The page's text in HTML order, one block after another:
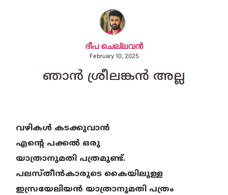
ദീപ ചെല്ലവന്‍
February 10, 2025
ഞാൻ ശ്രീലങ്കൻ അല്ല
വഴികൾ കടക്കുവാൻ
എന്റെ പക്കൽ ഒരു
യാത്രാനുമതി പത്രമുണ്ട്.
പലസ്തീൻകാരുടെ കൈയിലുള്ള
ഇസ്രയേലിയൻ യാത്രാനുമതി പത്രം